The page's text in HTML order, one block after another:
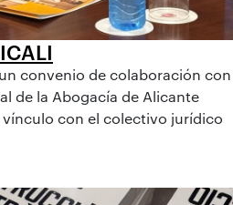
convenio de colaboración con
de la Abogacía de Alicante
vínculo con el colectivo jurídico